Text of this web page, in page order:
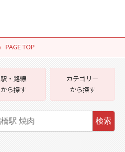
PAGE TOP
駅・路線
から探す
カテゴリー
から探す
検索